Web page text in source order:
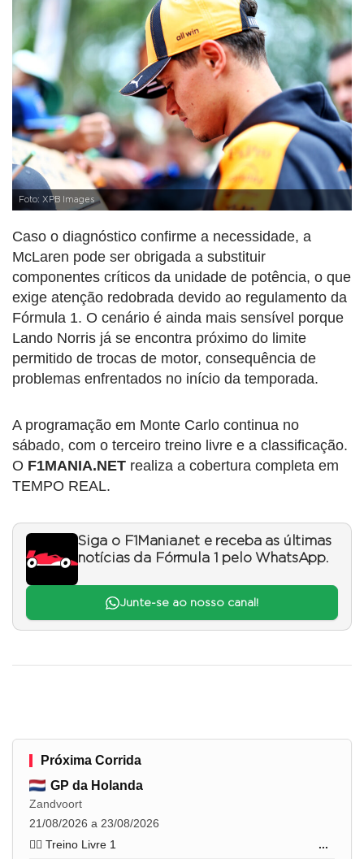
Foto: XPB Images
Caso o diagnóstico confirme a necessidade, a
McLaren pode ser obrigada a substituir
componentes críticos da unidade de potência, o que
exige atenção redobrada devido ao regulamento da
Fórmula 1. O cenário é ainda mais sensível porque
Lando Norris já se encontra próximo do limite
permitido de trocas de motor, consequência de
problemas enfrentados no início da temporada.
A programação em Monte Carlo continua no
sábado, com o terceiro treino livre e a classificação.
O F1MANIA.NET realiza a cobertura completa em
TEMPO REAL.
Siga o F1Mania.net e receba as últimas
notícias da Fórmula 1 pelo WhatsApp.
Junte-se ao nosso canal!
Próxima Corrida
GP da Holanda
Zandvoort
21/08/2026 a 23/08/2026
🏋️‍♂️ Treino Livre 1
...